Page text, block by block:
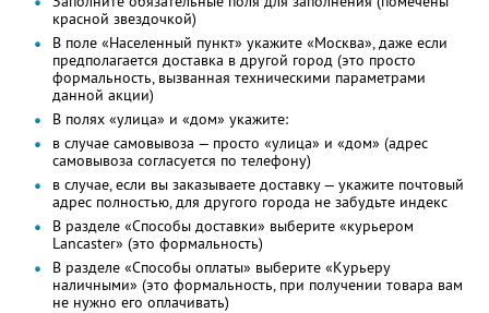
красной звездочкой)
В поле «Населенный пункт» укажите «Москва», даже если
предполагается доставка в другой город (это просто
формальность, вызванная техническими параметрами
данной акции)
В полях «улица» и «дом» укажите:
в случае самовывоза — просто «улица» и «дом» (адрес
самовывоза согласуется по телефону)
в случае, если вы заказываете доставку — укажите почтовый
адрес полностью, для другого города не забудьте индекс
В разделе «Способы доставки» выберите «курьером
Lancaster» (это формальность)
В разделе «Способы оплаты» выберите «Курьеру
наличными» (это формальность, при получении товара вам
не нужно его оплачивать)